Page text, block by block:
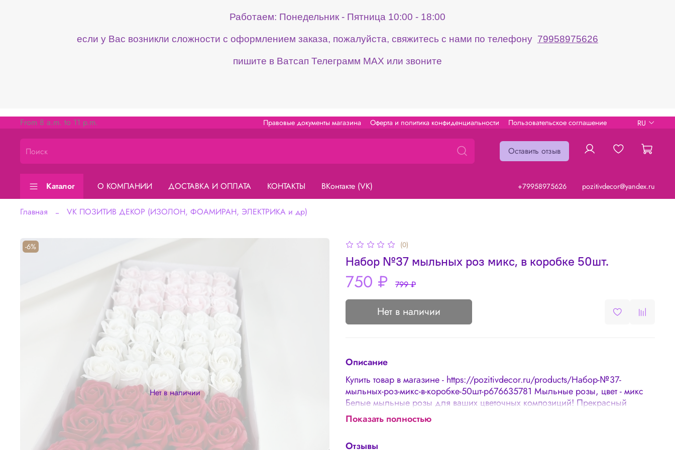
Работаем: Понедельник - Пятница 10:00 - 18:00
если у Вас возникли сложности с оформлением заказа, пожалуйста, свяжитесь с нами по телефону 79958975626
пишите в Ватсап Телеграмм МАХ или звоните
Правовые документы магазина Оферта и политика конфиденциальности Пользовательское соглашение
From 8 a.m. to 11 p.m. RU
Оставить отзыв
Каталог О КОМПАНИИ ДОСТАВКА И ОПЛАТА КОНТАКТЫ ВКонтакте (VK) +79958975626 pozitivdecor@yandex.ru
Главная VK ПОЗИТИВ ДЕКОР (ИЗОЛОН, ФОАМИРАН, ЭЛЕКТРИКА и др)
Нет в наличии
-6% (0)
Набор №37 мыльных роз микс, в коробке 50шт.
750 ₽ 799 ₽
Нет в наличии
Описание
Купить товар в магазине - https://pozitivdecor.ru/products/Набор-№37-
мыльных-роз-микс-в-коробке-50шт-p676635781 Мыльные розы, цвет - микс
Белые мыльные розы для ваших цветочных композиций! Прекрасный
подарок для учителей, любимой женщины и близких людей! Размер: 5х5
см В упаковке 50 штук Мы отправляем только целой коробкой по 50 штук!
Показать полностью
Отзывы